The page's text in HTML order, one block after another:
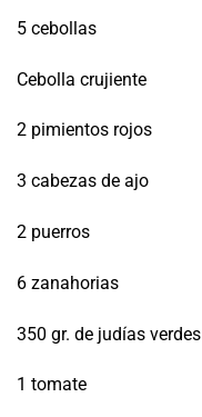
5 cebollas
Cebolla crujiente
2 pimientos rojos
3 cabezas de ajo
2 puerros
6 zanahorias
350 gr. de judías verdes
1 tomate